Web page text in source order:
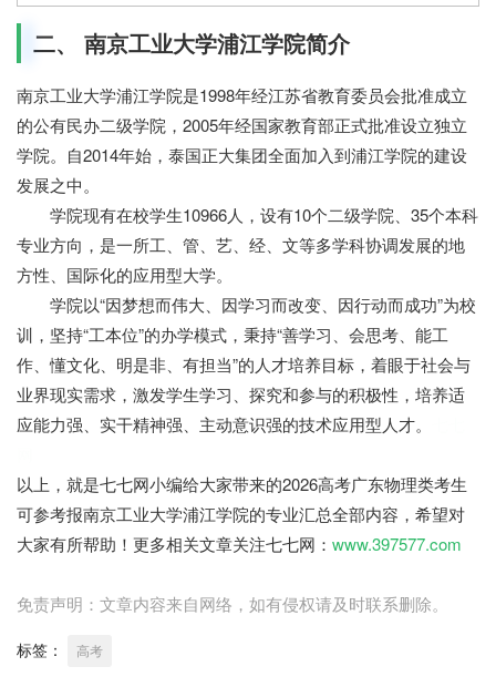
二、 南京工业大学浦江学院简介
南京工业大学浦江学院是1998年经江苏省教育委员会批准成立
的公有民办二级学院，2005年经国家教育部正式批准设立独立
学院。自2014年始，泰国正大集团全面加入到浦江学院的建设
发展之中。
学院现有在校学生10966人，设有10个二级学院、35个本科
专业方向，是一所工、管、艺、经、文等多学科协调发展的地
方性、国际化的应用型大学。
学院以“因梦想而伟大、因学习而改变、因行动而成功”为校
训，坚持“工本位”的办学模式，秉持“善学习、会思考、能工
作、懂文化、明是非、有担当”的人才培养目标，着眼于社会与
业界现实需求，激发学生学习、探究和参与的积极性，培养适
应能力强、实干精神强、主动意识强的技术应用型人才。
以上，就是七七网小编给大家带来的2026高考广东物理类考生
可参考报南京工业大学浦江学院的专业汇总全部内容，希望对
大家有所帮助！更多相关文章关注七七网： www.397577.com
免责声明：文章内容来自网络，如有侵权请及时联系删除。
标签： 高考